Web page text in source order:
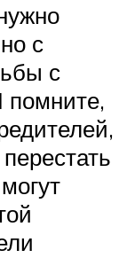
с
с
помните,